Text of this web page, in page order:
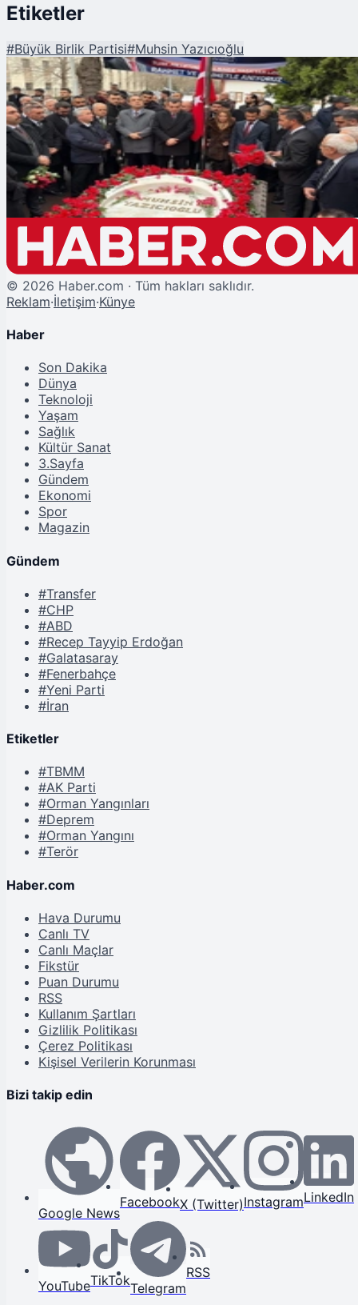
Etiketler
#Büyük Birlik Partisi#Muhsin Yazıcıoğlu
Şu An Okunan
Muhsin Yazıcıoğlu Ölümünün 17'nci Yılında Dualarla Anıldı
© 2026 Haber.com · Tüm hakları saklıdır.
Reklam·İletişim·Künye
Haber
Son Dakika
Dünya
Teknoloji
Yaşam
Sağlık
Kültür Sanat
3.Sayfa
Gündem
Ekonomi
Spor
Magazin
Gündem
#Transfer
#CHP
#ABD
#Recep Tayyip Erdoğan
#Galatasaray
#Fenerbahçe
#Yeni Parti
#İran
Etiketler
#TBMM
#AK Parti
#Orman Yangınları
#Deprem
#Orman Yangını
#Terör
Haber.com
Hava Durumu
Canlı TV
Canlı Maçlar
Fikstür
Puan Durumu
RSS
Kullanım Şartları
Gizlilik Politikası
Çerez Politikası
Kişisel Verilerin Korunması
Bizi takip edin
Google News
FacebookX (Twitter)InstagramLinkedIn
YouTubeTikTokTelegram
RSS